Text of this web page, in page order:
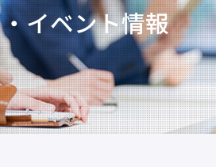
広げたい
い（経営安定、専門家相談な
て相談したい
情報
いて
イベント情報